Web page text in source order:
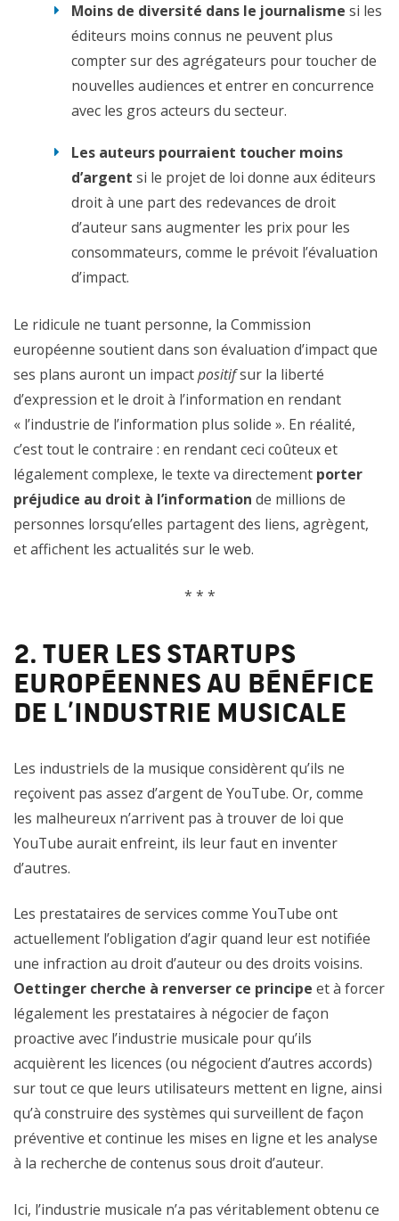
Moins de diversité dans le journalisme si les
éditeurs moins connus ne peuvent plus
compter sur des agrégateurs pour toucher de
nouvelles audiences et entrer en concurrence
avec les gros acteurs du secteur.
Les auteurs pourraient toucher moins
d’argentsi le projet de loi donne aux éditeurs
droit à une part des redevances de droit
d’auteursans augmenter les prix pour les
consommateurs, comme le prévoit l’évaluation
d’impact.
Le ridicule ne tuant personne, la Commission
européenne soutient dans son évaluation d’impact que
ses plans auront un impactpositifsur la liberté
d’expression et le droit à l’information en rendant
« l’industrie de l’information plus solide ». En réalité,
c’est tout le contraire : en rendant ceci coûteux et
légalement complexe, le texte va directement porter
préjudice au droit à l’information de millions de
personnes lorsqu’elles partagent des liens, agrègent,
et affichent les actualités sur le web.
* * *
2. Tuer les startups
européennes au bénéfice
de l’industrie musicale
Les industriels de la musique considèrent qu’ils ne
reçoivent pas assez d’argent de YouTube.Or, comme
les malheureux n’arrivent pas à trouverde loi que
YouTubeaurait enfreint, ils leur fauten inventer
d’autres.
Les prestataires de services comme YouTube ont
actuellement l’obligation d’agir quand leur est notifiée
une infraction au droit d’auteur ou des droits voisins.
Oettinger cherche à renverser ce principe et à forcer
légalement les prestataires à négocier de façon
proactive avec l’industrie musicale pour qu’ils
acquièrent les licences (ou négocient d’autres accords)
sur tout ce que leurs utilisateurs mettent en ligne, ainsi
qu’à construire des systèmes qui surveillent de façon
préventive et continue les mises en ligne et les analyse
à la recherche de contenus sous droit d’auteur.
Ici, l’industrie musicale n’a pas véritablement obtenu ce